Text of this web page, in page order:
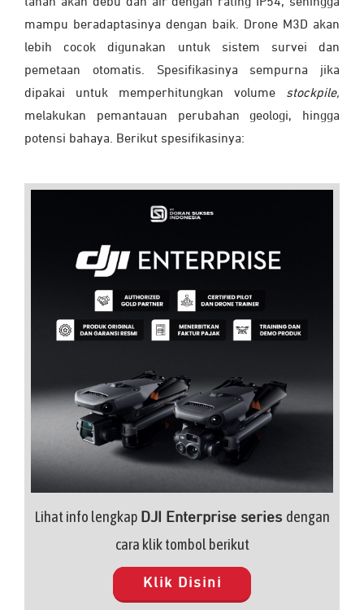
mampu beradaptasinya dengan baik. Drone M3D akan
lebih cocok digunakan untuk sistem survei dan
pemetaan otomatis. Spesifikasinya sempurna jika
dipakai untuk memperhitungkan volume stockpile,
melakukan pemantauan perubahan geologi, hingga
potensi bahaya. Berikut spesifikasinya:
Lihat info lengkap DJI Enterprise series dengan
cara klik tombol berikut
Klik Disini